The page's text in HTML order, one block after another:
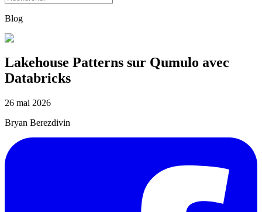
Blog
Lakehouse Patterns sur Qumulo avec
Databricks
26 mai 2026
Bryan Berezdivin